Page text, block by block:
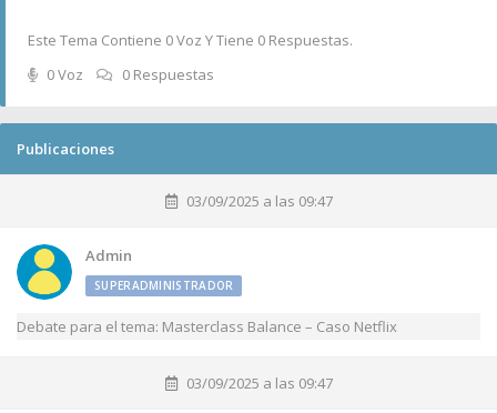
Este Tema Contiene 0 Voz Y Tiene 0 Respuestas.
0 Voz
0 Respuestas
Publicaciones
03/09/2025 a las 09:47
Admin
SUPERADMINISTRADOR
Debate para el tema: Masterclass Balance – Caso Netflix
03/09/2025 a las 09:47